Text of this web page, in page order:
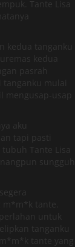
Tante Lisa
kedua tanganku
kedua
pasrah
mulai
mengusap-usap
aku
tapi pasti
Tante Lisa
sungguh
tante.
untuk
tanganku
tante yang